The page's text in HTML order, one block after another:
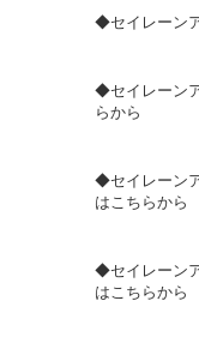
◆セイレーン
◆セイレーン
らから
◆セイレーン
はこちらから
◆セイレーン
はこちらから